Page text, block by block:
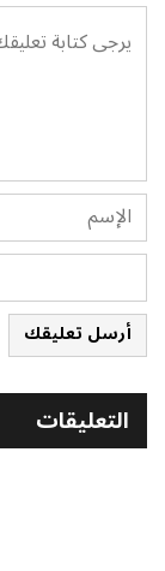
أرسل تعليقك
التعليقات